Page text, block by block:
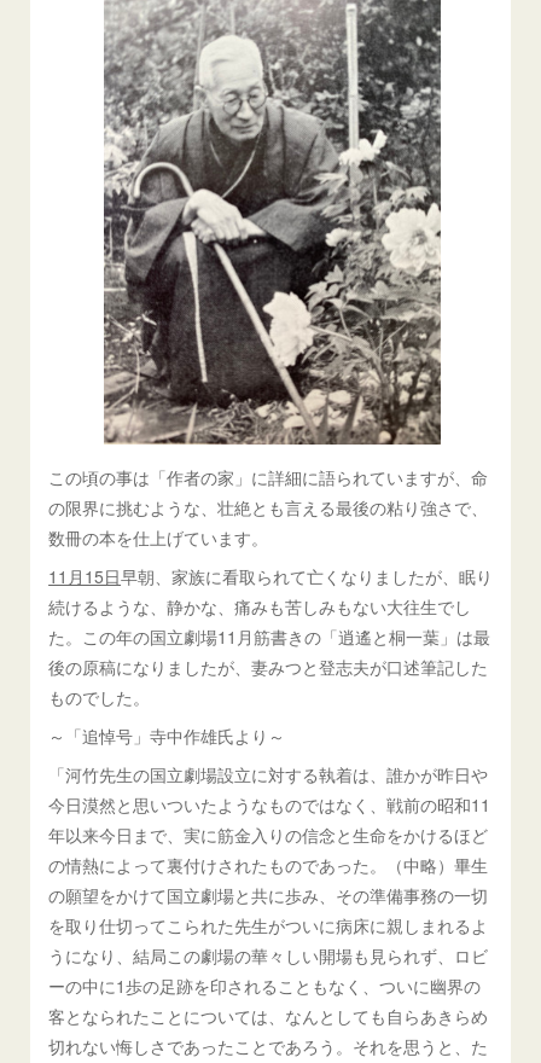
この頃の事は「作者の家」に詳細に語られていますが、命
の限界に挑むような、壮絶とも言える最後の粘り強さで、
数冊の本を仕上げています。
11月15日早朝、家族に看取られて亡くなりましたが、眠り
続けるような、静かな、痛みも苦しみもない大往生でし
た。この年の国立劇場11月筋書きの「逍遙と桐一葉」は最
後の原稿になりましたが、妻みつと登志夫が口述筆記した
ものでした。
～「追悼号」寺中作雄氏より～
「河竹先生の国立劇場設立に対する執着は、誰かが昨日や
今日漠然と思いついたようなものではなく、戦前の昭和11
年以来今日まで、実に筋金入りの信念と生命をかけるほど
の情熱によって裏付けされたものであった。（中略）畢生
の願望をかけて国立劇場と共に歩み、その準備事務の一切
を取り仕切ってこられた先生がついに病床に親しまれるよ
うになり、結局この劇場の華々しい開場も見られず、ロビ
ーの中に1歩の足跡を印されることもなく、ついに幽界の
客となられたことについては、なんとしても自らあきらめ
切れない悔しさであったことであろう。それを思うと、た